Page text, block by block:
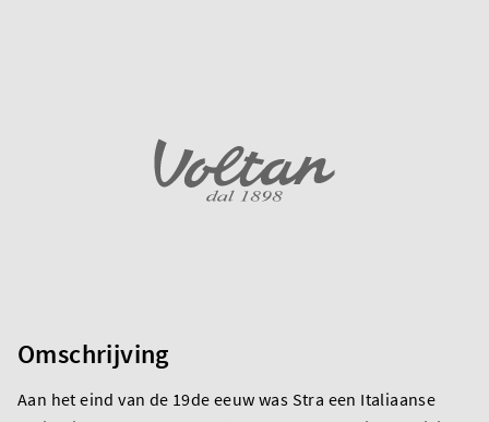
Omschrijving
Aan het eind van de 19de eeuw was Stra een Italiaanse